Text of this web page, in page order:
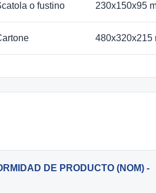
o fustino 230x150x95
480x320x215
DE PRODUCTO (NOM) -